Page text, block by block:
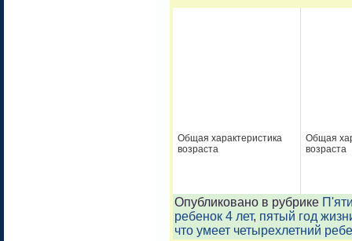
Общая характеристика
возраста
Общая
возраста
Опубликовано в рубрике
ребенок 4 лет, пятый год
что умеет четырехлетний